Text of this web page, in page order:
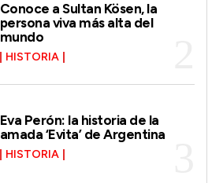
Conoce a Sultan Kösen, la
persona viva más alta del
mundo
HISTORIA
Eva Perón: la historia de la
amada ‘Evita’ de Argentina
HISTORIA